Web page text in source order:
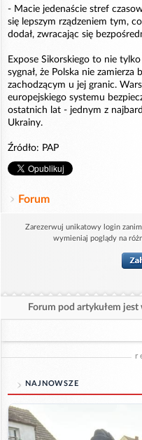
- Macie jedenaście stref
się lepszym rządzeniem tym,
dodał, zwracając się
Expose Sikorskiego to nie
sygnał, że Polska nie zamierza
zachodzącym u jej granic.
europejskiego systemu
ostatnich lat - jednym z
Ukrainy.
Źródło: PAP
Forum
Zarezerwuj unikatowy login
wymieniaj poglądy na
Forum pod artykułem
NAJNOWSZE